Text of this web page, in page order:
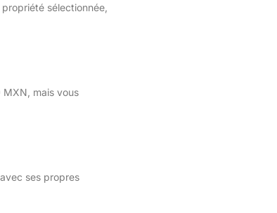
sélectionnée,
mais vous
ses propres